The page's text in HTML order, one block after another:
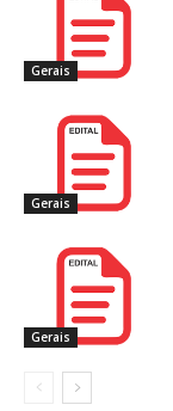
Gerais
Gerais
Gerais